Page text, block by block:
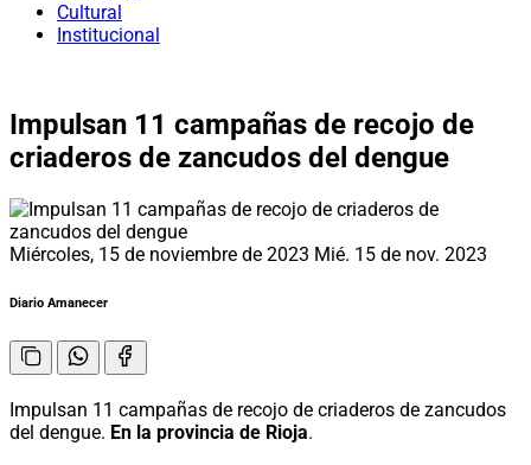
Cultural
Institucional
Impulsan 11 campañas de recojo de
criaderos de zancudos del dengue
Miércoles, 15 de noviembre de 2023 Mié. 15 de nov. 2023
Diario Amanecer
Impulsan 11 campañas de recojo de criaderos de zancudos
del dengue. En la provincia de Rioja.